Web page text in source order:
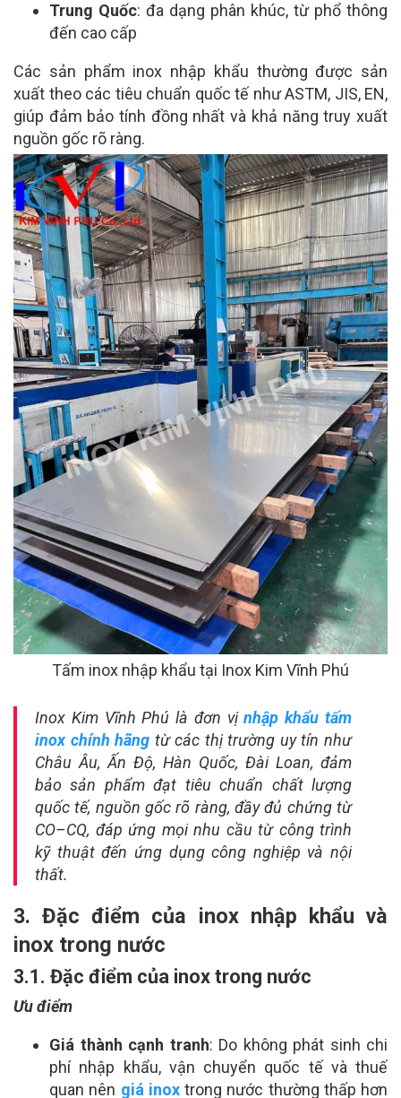
Trung Quốc: đa dạng phân khúc, từ phổ thông
đến cao cấp
Các sản phẩm inox nhập khẩu thường được sản
xuất theo các tiêu chuẩn quốc tế nhưASTM, JIS, EN,
giúp đảm bảo tính đồng nhất và khả năng truy xuất
nguồn gốc rõ ràng.
Tấm inox nhập khẩu tại Inox Kim Vĩnh Phú
Inox Kim Vĩnh Phú là đơn vịnhập khẩu tấm
inox chính hãng từ các thị trường uy tín như
Châu Âu, Ấn Độ, Hàn Quốc, Đài Loan, đảm
bảo sản phẩm đạt tiêu chuẩn chất lượng
quốc tế, nguồn gốc rõ ràng, đầy đủ chứng từ
CO–CQ, đáp ứng mọi nhu cầu từ công trình
kỹ thuật đến ứng dụng công nghiệp và nội
thất.
3. Đặc điểm của inox nhập khẩu và
inox trong nước
3.1. Đặc điểm của inox trong nước
Ưu điểm
Giá thành cạnh tranh: Do không phát sinh chi
phí nhập khẩu, vận chuyển quốc tế và thuế
quan nên giá inoxtrong nước thường thấp hơn